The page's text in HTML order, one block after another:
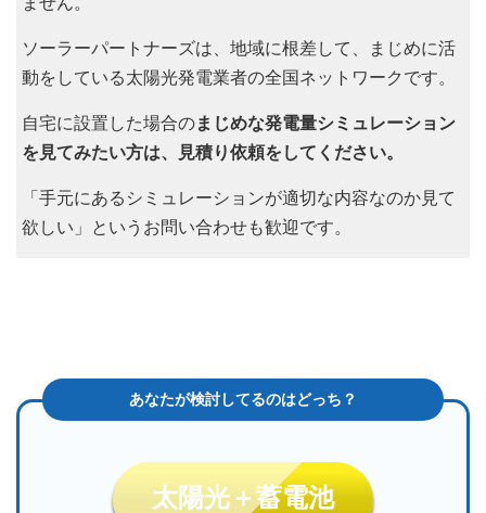
ソーラーパートナーズは、地域に根差して、まじめに活
動をしている太陽光発電業者の全国ネットワークです。
自宅に設置した場合のまじめな発電量シミュレーション
を見てみたい方は、見積り依頼をしてください。
「手元にあるシミュレーションが適切な内容なのか見て
欲しい」というお問い合わせも歓迎です。
太陽光＋蓄電池